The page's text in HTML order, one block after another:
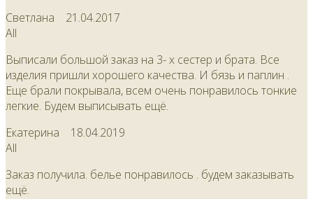
Светлана 21.04.2017
All
Выписали большой заказ на 3- х сестер и брата. Все
изделия пришли хорошего качества. И бязь и паплин .
Еще брали покрывала, всем очень понравилось тонкие
легкие. Будем выписывать ещё.
Екатерина 18.04.2019
All
Заказ получила. белье понравилось . будем заказывать
ещё.